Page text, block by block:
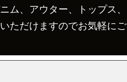
ム、アウター、トップス、
ただけますのでお気軽にご